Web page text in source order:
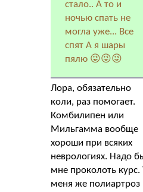
стало.. А то и
ночью спать не
могла уже... Все
спят А я шары
пялю 😜😜😜
Лора, обязательно
коли, раз помогает.
Комбилипен или
Мильгамма вообще
хороши при всяких
неврологиях. Надо
мне проколоть курс.
меня же